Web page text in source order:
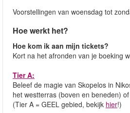
Voorstellingen van woensdag tot
Hoe werkt het?
Hoe kom ik aan mijn tickets?
Kort na het afronden van je boeking
Tier A:
Beleef de magie van Skopelos in
het westterras (boven en beneden)
(Tier A = GEEL gebied, bekijk hier!)